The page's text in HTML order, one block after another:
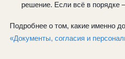
решение. Если всё в порядке
Подробнее о том, какие именно
«Документы, согласия и